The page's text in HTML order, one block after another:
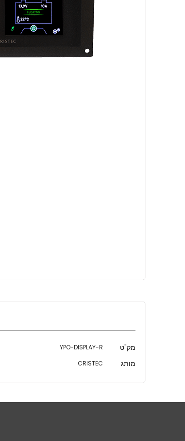
מידע
נוסף
מק"ט YPO-DISPLAY-R
מותג CRISTEC